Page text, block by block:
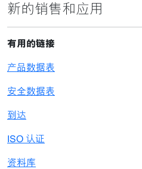
新的销售和应用
有用的链接
产品数据表
安全数据表
到达
ISO 认证
资料库